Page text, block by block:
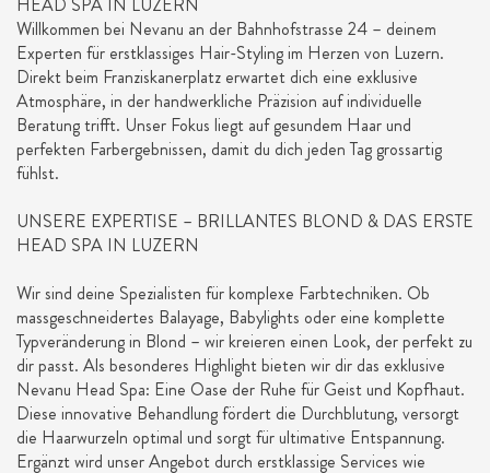
Willkommen bei Nevanu an der Bahnhofstrasse 24 – deinem
Experten für erstklassiges Hair-Styling im Herzen von Luzern.
Direkt beim Franziskanerplatz erwartet dich eine exklusive
Atmosphäre, in der handwerkliche Präzision auf individuelle
Beratung trifft. Unser Fokus liegt auf gesundem Haar und
perfekten Farbergebnissen, damit du dich jeden Tag grossartig
fühlst.
UNSERE EXPERTISE – BRILLANTES BLOND & DAS ERSTE
HEAD SPA IN LUZERN
Wir sind deine Spezialisten für komplexe Farbtechniken. Ob
massgeschneidertes Balayage, Babylights oder eine komplette
Typveränderung in Blond – wir kreieren einen Look, der perfekt zu
dir passt. Als besonderes Highlight bieten wir dir das exklusive
Nevanu Head Spa: Eine Oase der Ruhe für Geist und Kopfhaut.
Diese innovative Behandlung fördert die Durchblutung, versorgt
die Haarwurzeln optimal und sorgt für ultimative Entspannung.
Ergänzt wird unser Angebot durch erstklassige Services wie